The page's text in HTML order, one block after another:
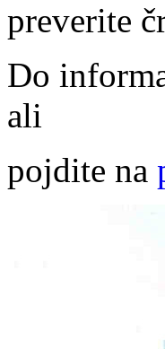
preverite
Do
ali
pojdite na